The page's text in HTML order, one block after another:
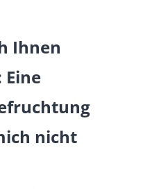
Ihnen
Eine
nicht